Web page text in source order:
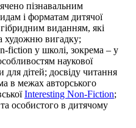
пізнавальним
і форматам дитячої
виданням, які
художню вигадку;
fiction у школі, зокрема – у
наукової
для дітей; досвіду читання
в межах авторського
Interesting Non-Fiction;
особистого в дитячому